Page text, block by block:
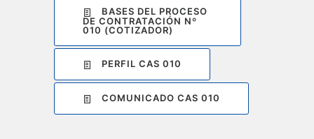
BASES DEL PROCESO
DE CONTRATACIÓN Nº
010 (COTIZADOR)
PERFIL CAS 010
COMUNICADO CAS 010